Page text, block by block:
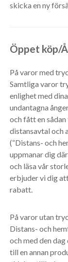
skicka en ny
Öppet köp/
På varor med
Samtliga varor
enlighet med
undantagna
och fått en
distansavtal och
(“Distans- och
uppmanar dig
och läsa vår
erbjuder vi dig
rabatt.
På varor utan
Distans- och
och med den
till en annan